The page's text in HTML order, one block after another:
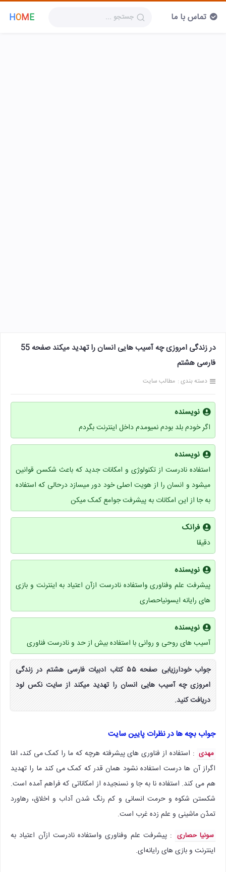
HOME تماس با ما
در زندگی امروزی چه آسیب هایی انسان را تهدید میکند صفحه 55
فارسی هشتم
دسته بندی : مطالب سایت
نویسنده
اگر خودم بلد بودم نمیومدم داخل اینترنت بگردم
نویسنده
استفاده نادرست از تکنولوژی و امکانات جدید که باعث شکسن قوانین
میشود و انسان را از هویت اصلی خود دور میسازد درحالی که استفاده
به جا از این امکانات به پیشرفت جوامع کمک میکن
فرانک
دقیقا
نویسنده
پیشرفت علم وفناوری واستفاده نادرست ازآن اعتیاد به اینترنت و بازی
های رایانه ایسونیاحصاری
نویسنده
آسیب های روحی و روانی با استفاده بیش از حد و نادرست فناوری
جواب خودارزیابی صفحه ۵۵ کتاب ادبیات فارسی هشتم در زندگی
امروزی چه آسیب هایی انسان را تهدید میکند از سایت نکس لود
دریافت کنید.
جواب بچه ها در نظرات پایین سایت
مهدی : استفاده از فناوری های پیشرفته هرچه که ما را کمک می کند، امّا
اگراز آن ها درست استفاده نشود همان قدر که کمک می کند ما را تهدید
هم می کند. استفاده نا به جا و نسنجیده از امکاناتی که فراهم آمده است.
شکستن شکوه و حرمت انسانی و کم رنگ شدن آداب و اخلاق، رهاورد
تمدّن ماشینی و علم زده غرب است.
سونیا حصاری : پیشرفت علم وفناوری واستفاده نادرست ازآن اعتیاد به
اینترنت و بازی های رایانه‌ای.